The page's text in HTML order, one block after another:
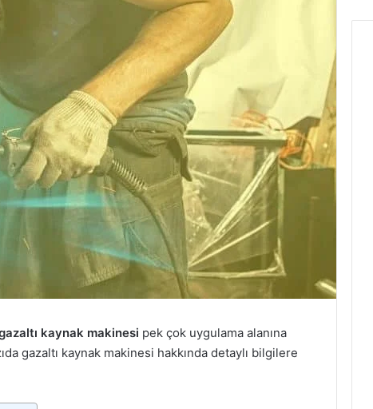
kaynak makinesi pek çok uygulama alanına
gazaltı kaynak makinesi hakkında detaylı bilgilere